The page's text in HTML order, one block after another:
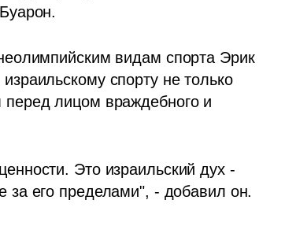
видам спорта Эрик
спорту не только
лицом враждебного и
Это израильский дух -
за его пределами", - добавил он.